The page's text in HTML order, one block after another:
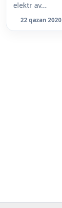
elektr av...
22 qazan 2020